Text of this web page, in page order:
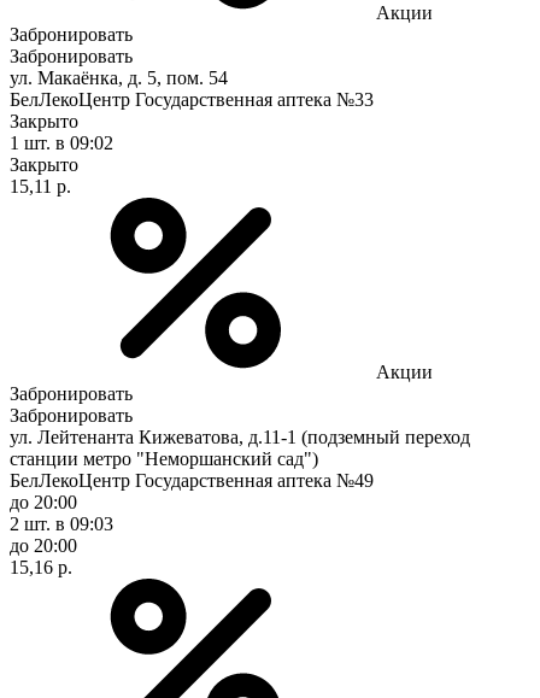
Акции
Забронировать
Забронировать
ул. Макаёнка, д. 5, пом. 54
БелЛекоЦентр Государственная аптека №33
Закрыто
1 шт. в 09:02
Закрыто
15,11 р.
Акции
Забронировать
Забронировать
ул. Лейтенанта Кижеватова, д.11-1 (подземный переход
станции метро "Неморшанский сад")
БелЛекоЦентр Государственная аптека №49
до 20:00
2 шт. в 09:03
до 20:00
15,16 р.